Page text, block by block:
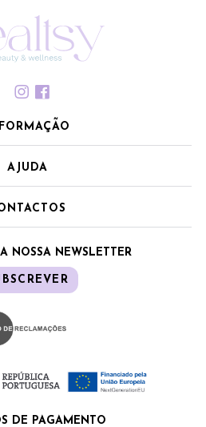
AJUDA
NOSSA NEWSLETTER
DE PAGAMENTO